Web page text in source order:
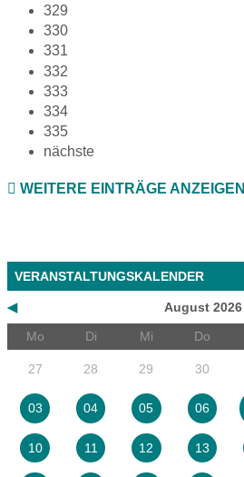
329
330
331
332
333
334
335
nächste
WEITERE EINTRÄGE ANZEIGEN
VERANSTALTUNGSKALENDER
◀
August 2026
Mo
Di Mi Do
27 28 29 30
03 04 05 06
10 11 12 13